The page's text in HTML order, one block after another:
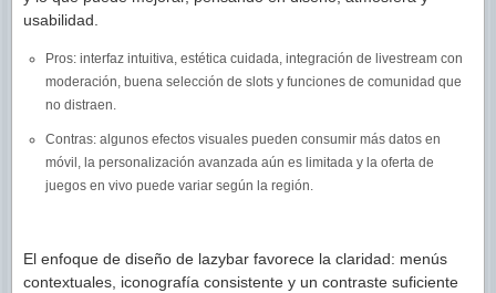
usabilidad.
Pros: interfaz intuitiva, estética cuidada, integración de livestream con
moderación, buena selección de slots y funciones de comunidad que
no distraen.
Contras: algunos efectos visuales pueden consumir más datos en
móvil, la personalización avanzada aún es limitada y la oferta de
juegos en vivo puede variar según la región.
El enfoque de diseño de lazybar favorece la claridad: menús
contextuales, iconografía consistente y un contraste suficiente